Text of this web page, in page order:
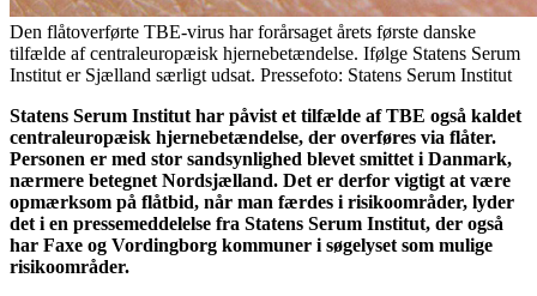
Den flåtoverførte TBE-virus har forårsaget årets første danske
tilfælde af centraleuropæisk hjernebetændelse. Ifølge Statens Serum
Institut er Sjælland særligt udsat. Pressefoto: Statens Serum Institut
Statens Serum Institut har påvist et tilfælde af TBE også kaldet
centraleuropæisk hjernebetændelse, der overføres via flåter.
Personen er med stor sandsynlighed blevet smittet i Danmark,
nærmere betegnet Nordsjælland. Det er derfor vigtigt at være
opmærksom på flåtbid, når man færdes i risikoområder, lyder
det i en pressemeddelelse fra Statens Serum Institut, der også
har Faxe og Vordingborg kommuner i søgelyset som mulige
risikoområder.